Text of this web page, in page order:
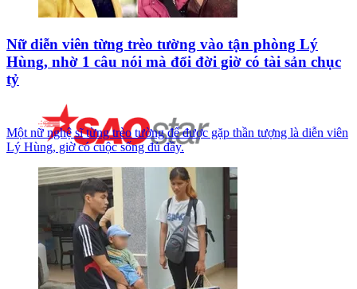
Nữ diễn viên từng trèo tường vào tận phòng Lý
Hùng, nhờ 1 câu nói mà đổi đời giờ có tài sản chục
tỷ
Một nữ nghệ sĩ từng trèo tường để được gặp thần tượng là diễn viên
Lý Hùng, giờ có cuộc sống đủ đầy.